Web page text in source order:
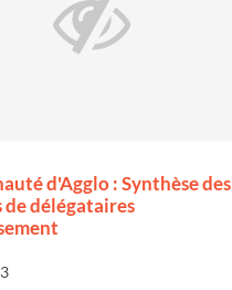
d'Agglo : Synthèse des
délégataires